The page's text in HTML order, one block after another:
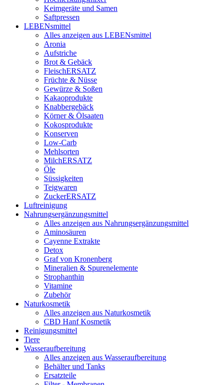
Keimgeräte und Samen
Saftpressen
LEBENsmittel
Alles anzeigen aus LEBENsmittel
Aronia
Aufstriche
Brot & Gebäck
FleischERSATZ
Früchte & Nüsse
Gewürze & Soßen
Kakaoprodukte
Knabbergebäck
Körner & Ölsaaten
Kokosprodukte
Konserven
Low-Carb
Mehlsorten
MilchERSATZ
Öle
Süssigkeiten
Teigwaren
ZuckerERSATZ
Luftreinigung
Nahrungsergänzungsmittel
Alles anzeigen aus Nahrungsergänzungsmittel
Aminosäuren
Cayenne Extrakte
Detox
Graf von Kronenberg
Mineralien & Spurenelemente
Strophanthin
Vitamine
Zubehör
Naturkosmetik
Alles anzeigen aus Naturkosmetik
CBD Hanf Kosmetik
Reinigungsmittel
Tiere
Wasseraufbereitung
Alles anzeigen aus Wasseraufbereitung
Behälter und Tanks
Ersatzteile